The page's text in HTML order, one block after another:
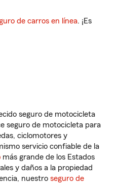
de carros en línea. ¡Es
seguro de motocicleta
seguro de motocicleta para
ciclomotores y
servicio confiable de la
más grande de los Estados
y daños a la propiedad
nuestro seguro de